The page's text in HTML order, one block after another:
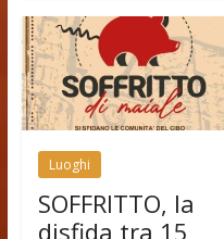
Luoghi
SOFFRITTO, la
disfida tra 15